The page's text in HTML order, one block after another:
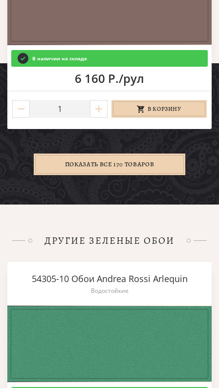
В наличии на складе
6 160 Р./рул
В КОРЗИНУ
ПОКАЗАТЬ ВСЕ 170 ТОВАРОВ
ДРУГИЕ ЗЕЛЕНЫЕ ОБОИ
54305-10 Обои Andrea Rossi Arlequin
Водостойкие